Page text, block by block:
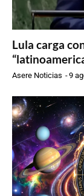
Lula carga
Asere Noticias -9